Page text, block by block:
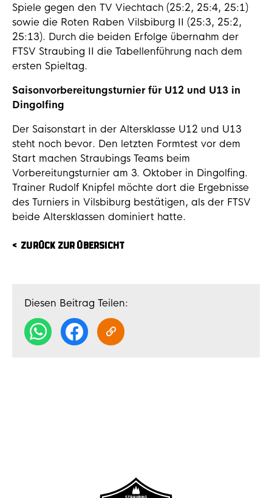
Spiele gegen den TV Viechtach (25:2, 25:4, 25:1)
sowie die Roten Raben Vilsbiburg II (25:3, 25:2,
25:13). Durch die beiden Erfolge übernahm der
FTSV Straubing II die Tabellenführung nach dem
ersten Spieltag.
Saisonvorbereitungsturnier für U12 und U13 in
Dingolfing
Der Saisonstart in der Altersklasse U12 und U13
steht noch bevor. Den letzten Formtest vor dem
Start machen Straubings Teams beim
Vorbereitungsturnier am 3. Oktober in Dingolfing.
Trainer Rudolf Knipfel möchte dort die Ergebnisse
des Turniers in Vilsbiburg bestätigen, als der FTSV
beide Altersklassen dominiert hatte.
ZURÜCK ZUR ÜBERSICHT
Diesen Beitrag Teilen: